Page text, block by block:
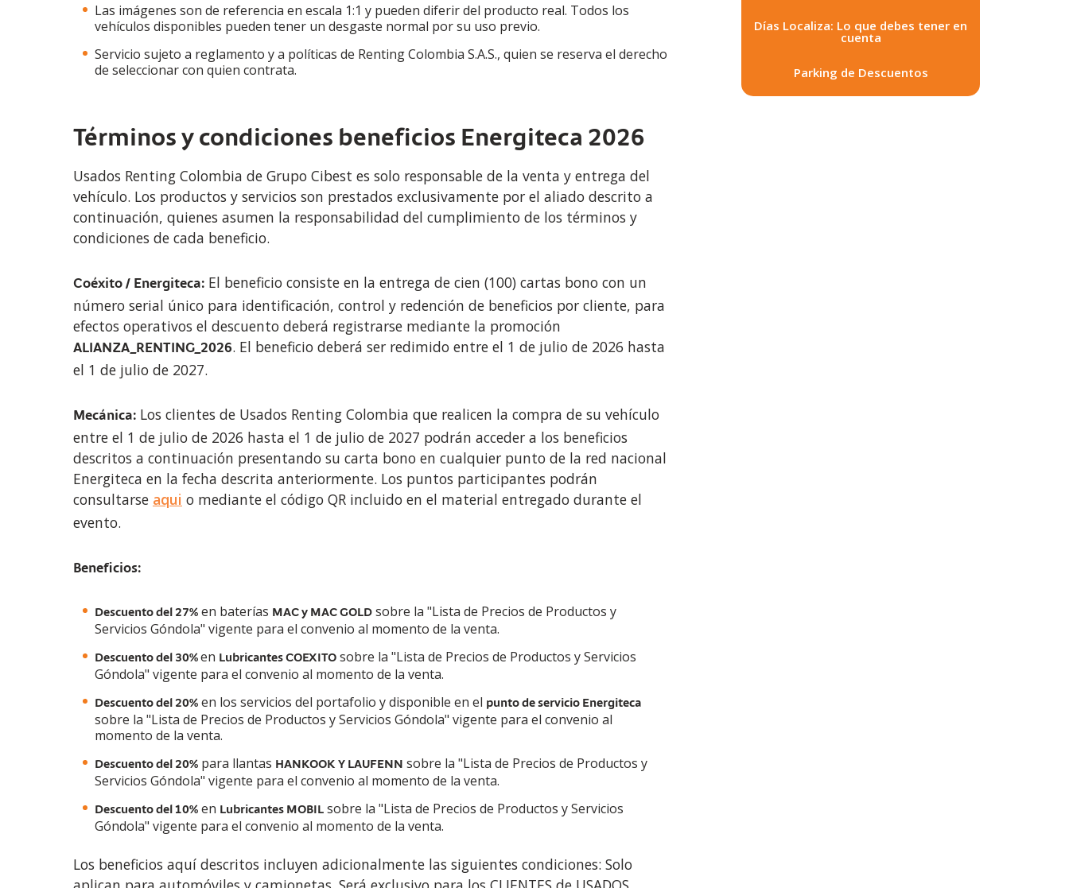
Las imágenes son de referencia en escala 1:1 y pueden diferir del producto real. Todos los
vehículos disponibles pueden tener un desgaste normal por su uso previo.
Servicio sujeto a reglamento y a políticas de Renting Colombia S.A.S., quien se reserva el derecho
de seleccionar con quien contrata.
Términos y condiciones beneficios Energiteca 2026
Usados Renting Colombia de Grupo Cibest es solo responsable de la venta y entrega del
vehículo. Los productos y servicios son prestados exclusivamente por el aliado descrito a
continuación, quienes asumen la responsabilidad del cumplimiento de los términos y
condiciones de cada beneficio.
Coéxito / Energiteca: El beneficio consiste en la entrega de cien (100) cartas bono con un
número serial único para identificación, control y redención de beneficios por cliente, para
efectos operativos el descuento deberá registrarse mediante la promoción
ALIANZA_RENTING_2026. El beneficio deberá ser redimido entre el 1 de julio de 2026 hasta
el 1 de julio de 2027.
Mecánica: Los clientes de Usados Renting Colombia que realicen la compra de su vehículo
entre el 1 de julio de 2026 hasta el 1 de julio de 2027 podrán acceder a los beneficios
descritos a continuación presentando su carta bono en cualquier punto de la red nacional
Energiteca en la fecha descrita anteriormente. Los puntos participantes podrán
consultarse aqui o mediante el código QR incluido en el material entregado durante el
evento.
Beneficios:
Descuento del 27% en baterías MAC y MAC GOLD sobre la "Lista de Precios de Productos y
Servicios Góndola" vigente para el convenio al momento de la venta.
Descuento del 30%en Lubricantes COEXITO sobre la "Lista de Precios de Productos y Servicios
Góndola" vigente para el convenio al momento de la venta.
Descuento del 20% en los servicios del portafolio y disponible en el punto de servicio Energiteca
sobre la "Lista de Precios de Productos y Servicios Góndola" vigente para el convenio al
momento de la venta.
Descuento del 20% para llantas HANKOOK Y LAUFENN sobre la "Lista de Precios de Productos y
Servicios Góndola" vigente para el convenio al momento de la venta.
Descuento del 10% en Lubricantes MOBIL sobre la "Lista de Precios de Productos y Servicios
Góndola" vigente para el convenio al momento de la venta.
Los beneficios aquí descritos incluyen adicionalmente las siguientes condiciones: Solo
Días Localiza: Lo que debes tener en
cuenta
Parking de Descuentos